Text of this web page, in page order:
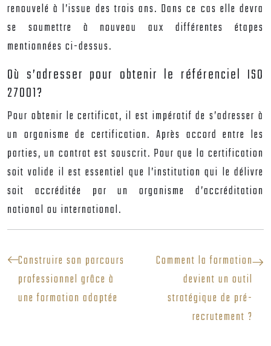
renouvelé à l’issue des trois ans. Dans ce cas elle devra
se soumettre à nouveau aux différentes étapes
mentionnées ci-dessus.
Où s’adresser pour obtenir le référenciel ISO
27001?
Pour obtenir le certificat, il est impératif de s’adresser à
un organisme de certification. Après accord entre les
parties, un contrat est souscrit. Pour que la certification
soit valide il est essentiel que l’institution qui le délivre
soit accréditée par un organisme d’accréditation
national ou international.
Construire son parcours
professionnel grâce à
une formation adaptée
Comment la formation
devient un outil
stratégique de pré-
recrutement ?